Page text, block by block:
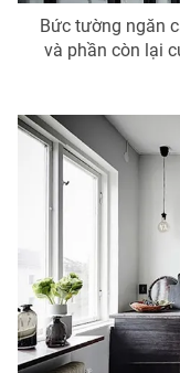
Bức tường ngăn
và phần còn lại